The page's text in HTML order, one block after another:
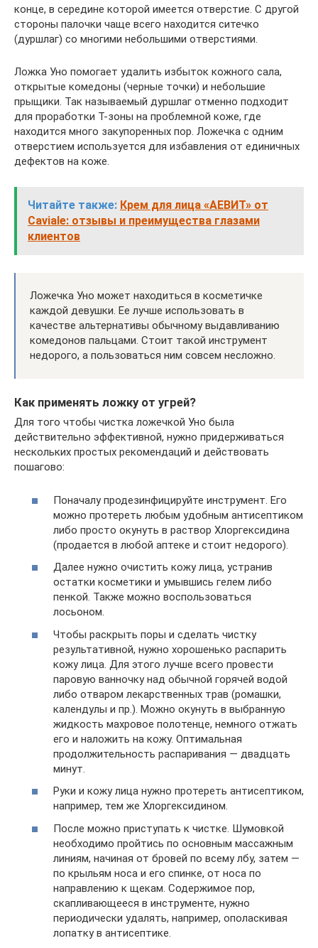
конце, в середине которой имеется отверстие. С другой
стороны палочки чаще всего находится ситечко
(дуршлаг) со многими небольшими отверстиями.
Ложка Уно помогает удалить избыток кожного сала,
открытые комедоны (черные точки) и небольшие
прыщики. Так называемый дуршлаг отменно подходит
для проработки Т-зоны на проблемной коже, где
находится много закупоренных пор. Ложечка с одним
отверстием используется для избавления от единичных
дефектов на коже.
Читайте также: Крем для лица «АЕВИТ» от
Caviale: отзывы и преимущества глазами
клиентов
Ложечка Уно может находиться в косметичке
каждой девушки. Ее лучше использовать в
качестве альтернативы обычному выдавливанию
комедонов пальцами. Стоит такой инструмент
недорого, а пользоваться ним совсем несложно.
Как применять ложку от угрей?
Для того чтобы чистка ложечкой Уно была
действительно эффективной, нужно придерживаться
нескольких простых рекомендаций и действовать
пошагово:
Поначалу продезинфицируйте инструмент. Его
можно протереть любым удобным антисептиком
либо просто окунуть в раствор Хлоргексидина
(продается в любой аптеке и стоит недорого).
Далее нужно очистить кожу лица, устранив
остатки косметики и умывшись гелем либо
пенкой. Также можно воспользоваться
лосьоном.
Чтобы раскрыть поры и сделать чистку
результативной, нужно хорошенько распарить
кожу лица. Для этого лучше всего провести
паровую ванночку над обычной горячей водой
либо отваром лекарственных трав (ромашки,
календулы и пр.). Можно окунуть в выбранную
жидкость махровое полотенце, немного отжать
его и наложить на кожу. Оптимальная
продолжительность распаривания — двадцать
минут.
Руки и кожу лица нужно протереть антисептиком,
например, тем же Хлоргексидином.
После можно приступать к чистке. Шумовкой
необходимо пройтись по основным массажным
линиям, начиная от бровей по всему лбу, затем —
по крыльям носа и его спинке, от носа по
направлению к щекам. Содержимое пор,
скапливающееся в инструменте, нужно
периодически удалять, например, ополаскивая
лопатку в антисептике.